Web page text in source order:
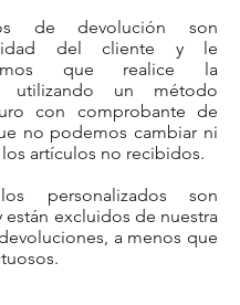
de devolución son
del cliente y le
que realice la
utilizando un método
con comprobante de
no podemos cambiar ni
artículos no recibidos.
personalizados son
están excluidos de nuestra
a menos que